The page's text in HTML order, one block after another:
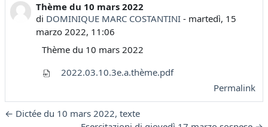
Thème du 10 mars 2022
di DOMINIQUE MARC COSTANTINI - martedì, 15
marzo 2022, 11:06
Numero di risposte: 0
Thème du 10 mars 2022
2022.03.10.3e.a.thème.pdf
Permalink
← Dictée du 10 mars 2022, texte